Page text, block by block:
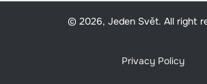
© 2026, Jeden Svět. All right
Privacy Policy